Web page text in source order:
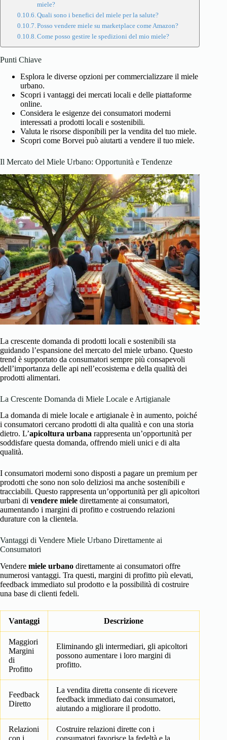
miele?
Quali sono i benefici del miele per la salute?
Posso vendere miele su marketplace come Amazon?
Come posso gestire le spedizioni del mio miele?
Punti Chiave
Esplora le diverse opzioni per commercializzare il miele
urbano.
Scopri i vantaggi dei mercati locali e delle piattaforme
online.
Considera le esigenze dei consumatori moderni
interessati a prodotti locali e sostenibili.
Valuta le risorse disponibili per la vendita del tuo miele.
Scopri come Borvei può aiutarti a vendere il tuo miele.
Il Mercato del Miele Urbano: Opportunità e Tendenze
La crescente domanda di prodotti locali e sostenibili sta
guidando l’espansione del mercato del miele urbano. Questo
trend è supportato da consumatori sempre più consapevoli
dell’importanza delle api nell’ecosistema e della qualità dei
prodotti alimentari.
La Crescente Domanda di Miele Locale e Artigianale
La domanda di miele locale e artigianale è in aumento, poiché
i consumatori cercano prodotti di alta qualità e con una storia
dietro. L’apicoltura urbana rappresenta un’opportunità per
soddisfare questa domanda, offrendo mieli unici e di alta
qualità.
I consumatori moderni sono disposti a pagare un premium per
prodotti che sono non solo deliziosi ma anche sostenibili e
tracciabili. Questo rappresenta un’opportunità per gli apicoltori
urbani di vendere miele direttamente ai consumatori,
aumentando i margini di profitto e costruendo relazioni
durature con la clientela.
Vantaggi di Vendere Miele Urbano Direttamente ai
Consumatori
Vendere miele urbano direttamente ai consumatori offre
numerosi vantaggi. Tra questi, margini di profitto più elevati,
feedback immediato sul prodotto e la possibilità di costruire
una base di clienti fedeli.
Vantaggi Descrizione
Maggiori
Margini
di
Profitto
Eliminando gli intermediari, gli apicoltori
possono aumentare i loro margini di
profitto.
Feedback
Diretto
La vendita diretta consente di ricevere
feedback immediato dai consumatori,
aiutando a migliorare il prodotto.
Relazioni
con i
Costruire relazioni dirette con i
consumatori favorisce la fedeltà e la